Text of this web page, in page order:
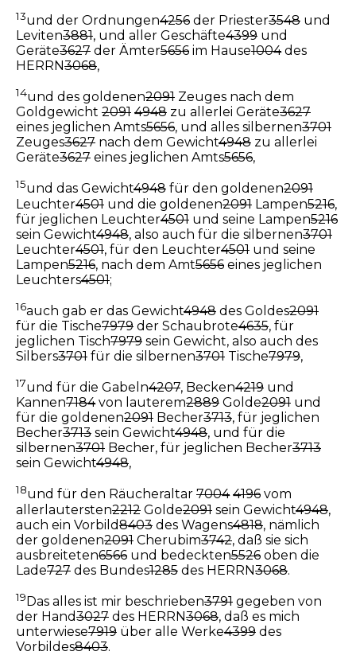
13und der Ordnungen4256 der Priester3548 und
Leviten3881, und aller Geschäfte4399 und
Geräte3627 der Ämter5656 im Hause1004des
HERRN3068,
14und des goldenen2091 Zeuges nach dem
Goldgewicht 2091 4948 zu allerlei Geräte3627
eines jeglichen Amts5656, und alles silbernen3701
Zeuges3627 nach dem Gewicht4948 zu allerlei
Geräte3627 eines jeglichen Amts5656,
15und das Gewicht4948 für den goldenen2091
Leuchter4501 und die goldenen2091 Lampen5216,
für jeglichen Leuchter4501 und seine Lampen5216
sein Gewicht4948, also auch für die silbernen3701
Leuchter4501, für den Leuchter4501 und seine
Lampen5216, nach dem Amt5656 eines jeglichen
Leuchters4501;
16auch gab er das Gewicht4948 des Goldes2091
für die Tische7979 der Schaubrote4635, für
jeglichen Tisch7979 sein Gewicht, also auch des
Silbers3701 für die silbernen3701 Tische7979,
17und für die Gabeln4207, Becken4219 und
Kannen7184von lauterem2889 Golde2091 und
für die goldenen2091 Becher3713, für jeglichen
Becher3713 sein Gewicht4948, und für die
silbernen3701 Becher, für jeglichen Becher3713
sein Gewicht4948,
18und für den Räucheraltar 7004 4196 vom
allerlautersten2212 Golde2091 sein Gewicht4948,
auch ein Vorbild8403 des Wagens4818, nämlich
der goldenen2091 Cherubim3742, daß sie sich
ausbreiteten6566 und bedeckten5526 oben die
Lade727 des Bundes1285 des HERRN3068.
19Das alles ist mir beschrieben3791 gegeben von
der Hand3027 des HERRN3068, daß es mich
unterwiese7919 über alle Werke4399 des
Vorbildes8403.